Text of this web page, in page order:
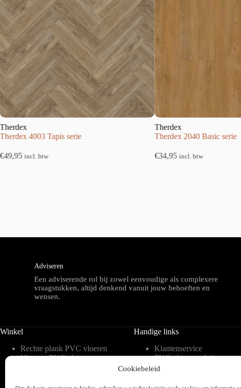
Cookiebeleid
Therdex 2040 Basic serie
Adviseren
Een adviserende rol bij zowel eenvoudige als complexere
vraagstukken, altijd denkend vanuit jouw behoeften en
wensen.
Winkel
Rechte plank PVC vloeren
Visgraat PVC vloeren
vloeren
Handige links
Klantenservice
PVC vloeren advies
Inspiratie
blog